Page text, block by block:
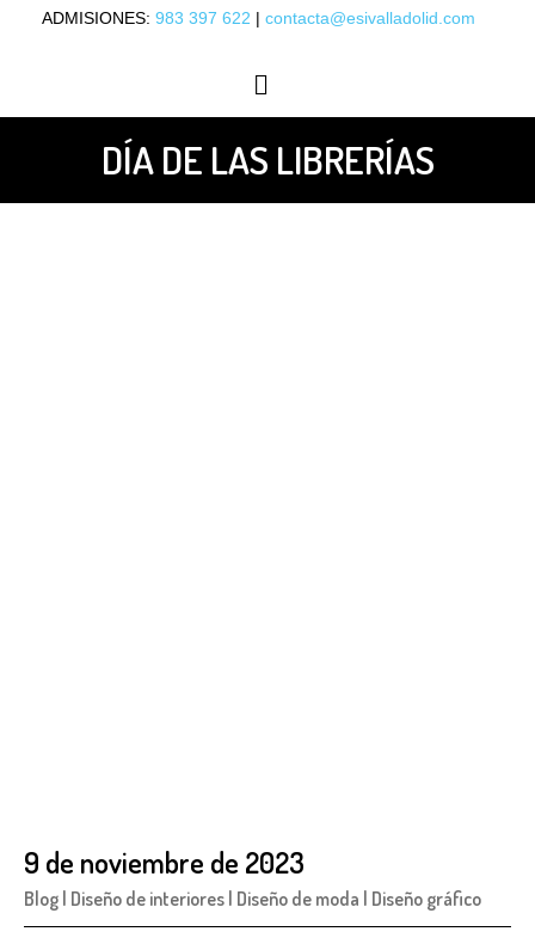
ADMISIONES: 983 397 622 | contacta@esivalladolid.com
DÍA DE LAS LIBRERÍAS
9 de noviembre de 2023
Blog Diseño de interiores Diseño de moda Diseño gráfico